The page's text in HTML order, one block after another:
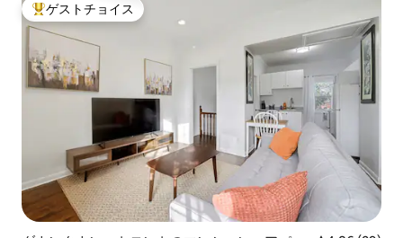
大好評のゲストチョイスです。
ゲストチョイス